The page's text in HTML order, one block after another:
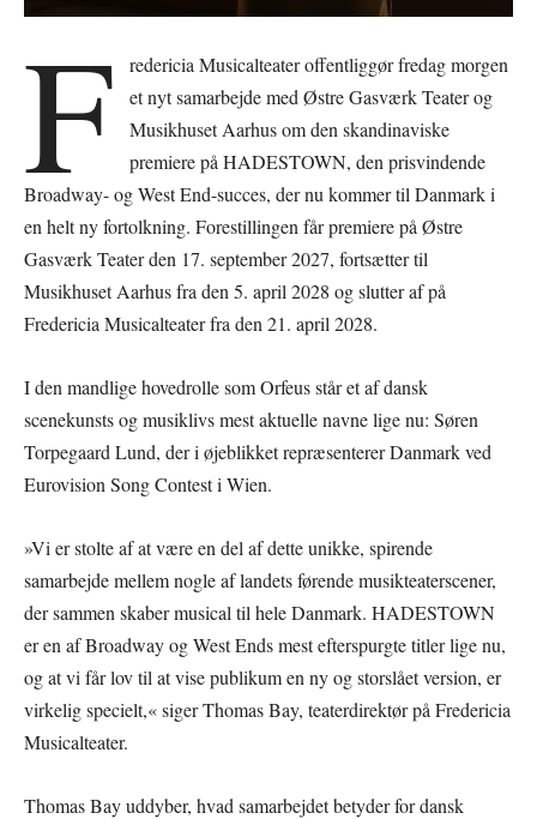
F
redericia Musicalteater offentliggør fredag morgen
et nyt samarbejde med Østre Gasværk Teater og
Musikhuset Aarhus om den skandinaviske
premiere på HADESTOWN, den prisvindende
Broadway- og West End-succes, der nu kommer til Danmark i
en helt ny fortolkning. Forestillingen får premiere på Østre
Gasværk Teater den 17. september 2027, fortsætter til
Musikhuset Aarhus fra den 5. april 2028 og slutter af på
Fredericia Musicalteater fra den 21. april 2028.
I den mandlige hovedrolle som Orfeus står et af dansk
scenekunsts og musiklivs mest aktuelle navne lige nu: Søren
Torpegaard Lund, der i øjeblikket repræsenterer Danmark ved
Eurovision Song Contest i Wien.
»Vi er stolte af at være en del af dette unikke, spirende
samarbejde mellem nogle af landets førende musikteaterscener,
der sammen skaber musical til hele Danmark. HADESTOWN
er en af Broadway og West Ends mest efterspurgte titler lige nu,
og at vi får lov til at vise publikum en ny og storslået version, er
virkelig specielt,« siger Thomas Bay, teaterdirektør på Fredericia
Musicalteater.
Thomas Bay uddyber, hvad samarbejdet betyder for dansk